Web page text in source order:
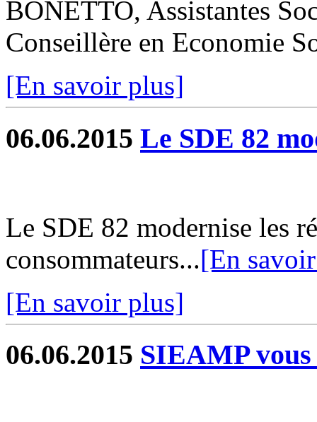
BONETTO, Assistantes
Conseillère en Economie
[En savoir plus]
06.06.2015 Le SDE 82
Le SDE 82 modernise les
consommateurs...[En
[En savoir plus]
06.06.2015 SIEAMP